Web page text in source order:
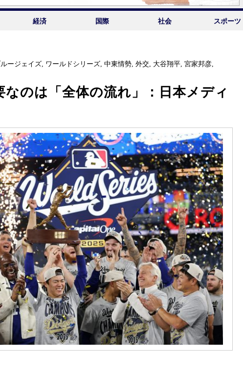
経済 国際 社会 スポーツ
ージェイズ, ワールドシリーズ,中東情勢,外交, 大谷翔平,宮家邦彦,
なのは「全体の流れ」：日本メディ